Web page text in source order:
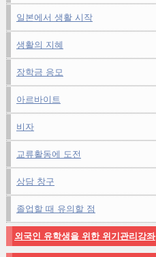
일본에서 생활 시작
생활의 지혜
장학금 응모
아르바이트
비자
교류활동에 도전
상담 창구
졸업할 때 유의할 점
외국인 유학생을 위한 위기관리강좌